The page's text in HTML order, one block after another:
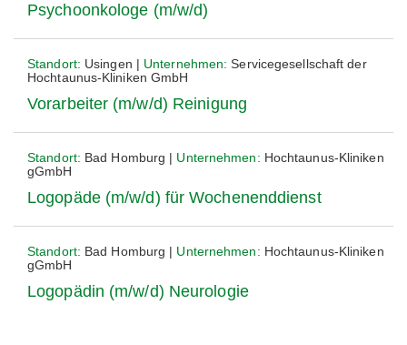
Psychoonkologe (m/w/d)
Standort: Usingen | Unternehmen: Servicegesellschaft der
Hochtaunus-Kliniken GmbH
Vorarbeiter (m/w/d) Reinigung
Standort: Bad Homburg | Unternehmen: Hochtaunus-Kliniken
gGmbH
Logopäde (m/w/d) für Wochenenddienst
Standort: Bad Homburg | Unternehmen: Hochtaunus-Kliniken
gGmbH
Logopädin (m/w/d) Neurologie